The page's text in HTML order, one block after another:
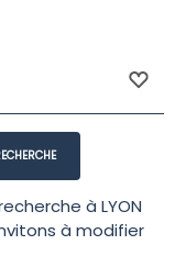
à LYON
invitons à modifier